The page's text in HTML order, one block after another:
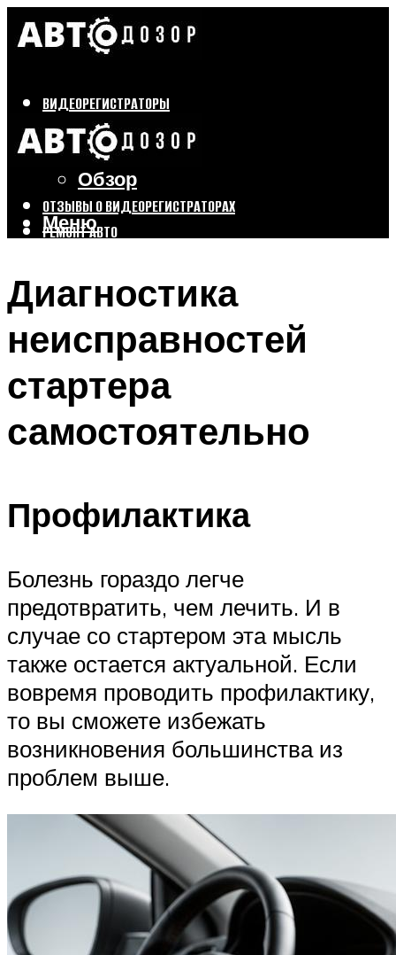
ВИДЕОРЕГИСТРАТОРЫ
Бренды
Выбор
Обзор
ОТЗЫВЫ О ВИДЕОРЕГИСТРАТОРАХ
РЕМОНТ АВТО
Меню
Диагностика
неисправностей
стартера
самостоятельно
Профилактика
Болезнь гораздо легче
предотвратить, чем лечить. И в
случае со стартером эта мысль
также остается актуальной. Если
вовремя проводить профилактику,
то вы сможете избежать
возникновения большинства из
проблем выше.